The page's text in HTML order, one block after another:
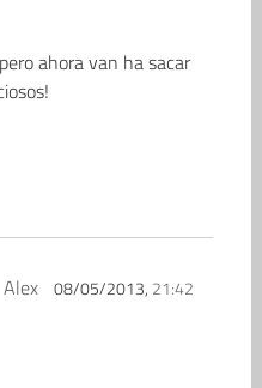
ahora van ha sacar
Alex 08/05/2013, 21:42